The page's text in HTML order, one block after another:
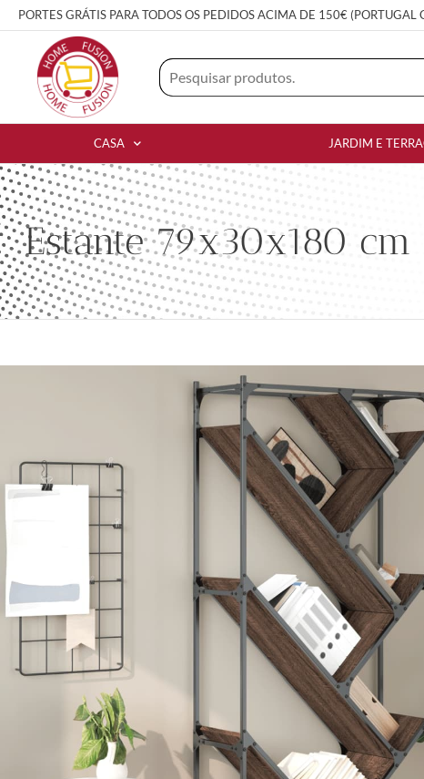
PORTES GRÁTIS PARA TODOS OS PEDIDOS ACIMA DE 150€ (PORTUGAL
CASA JARDIM E
Estante 79x30x180